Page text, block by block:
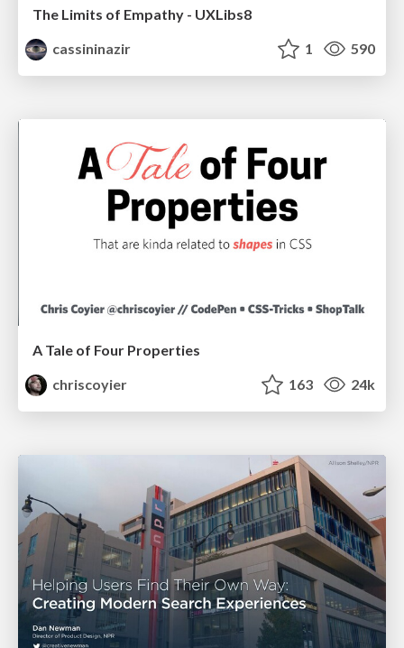
The Limits of Empathy - UXLibs8
cassininazir
1 590
A Tale of Four Properties
chriscoyier
163 24k